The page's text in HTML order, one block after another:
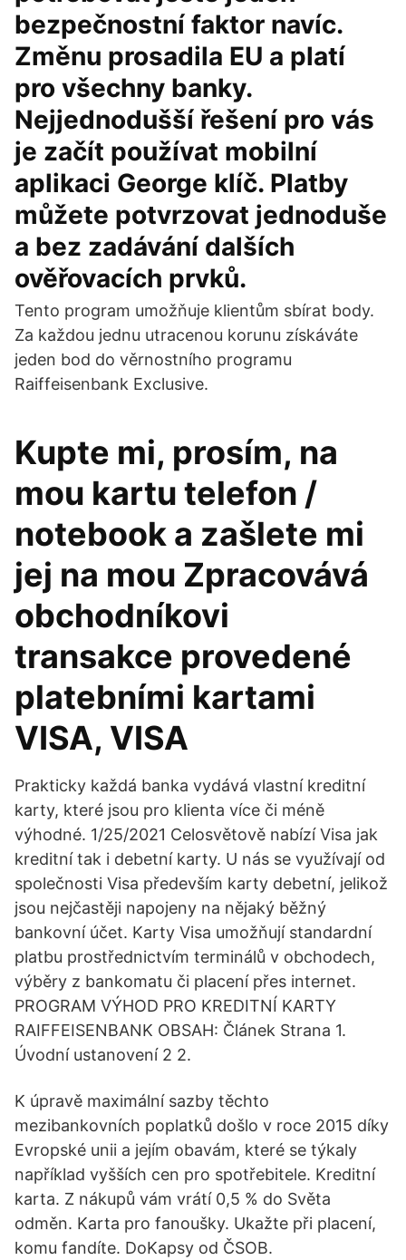
bezpečnostní faktor navíc.
Změnu prosadila EU a platí
pro všechny banky.
Nejjednodušší řešení pro vás
je začít používat mobilní
aplikaci George klíč. Platby
můžete potvrzovat jednoduše
a bez zadávání dalších
ověřovacích prvků.
Tento program umožňuje klientům sbírat body.
Za každou jednu utracenou korunu získáváte
jeden bod do věrnostního programu
Raiffeisenbank Exclusive.
Kupte mi, prosím, na
mou kartu telefon /
notebook a zašlete mi
jej na mou Zpracovává
obchodníkovi
transakce provedené
platebními kartami
VISA, VISA
Prakticky každá banka vydává vlastní kreditní
karty, které jsou pro klienta více či méně
výhodné. 1/25/2021 Celosvětově nabízí Visa jak
kreditní tak i debetní karty. U nás se využívají od
společnosti Visa především karty debetní, jelikož
jsou nejčastěji napojeny na nějaký běžný
bankovní účet. Karty Visa umožňují standardní
platbu prostřednictvím terminálů v obchodech,
výběry z bankomatu či placení přes internet.
PROGRAM VÝHOD PRO KREDITNÍ KARTY
RAIFFEISENBANK OBSAH: Článek Strana 1.
Úvodní ustanovení 2 2.
K úpravě maximální sazby těchto
mezibankovních poplatků došlo v roce 2015 díky
Evropské unii a jejím obavám, které se týkaly
například vyšších cen pro spotřebitele. Kreditní
karta. Z nákupů vám vrátí 0,5 % do Světa
odměn. Karta pro fanoušky. Ukažte při placení,
komu fandíte. DoKapsy od ČSOB.